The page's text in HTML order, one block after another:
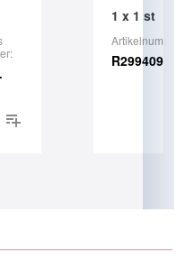
1 x 1 st
Artikelnummer:
R299409